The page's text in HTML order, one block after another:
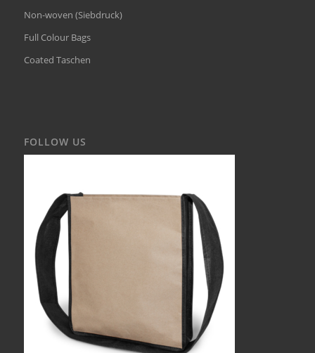
Non-woven (Siebdruck)
Full Colour Bags
Coated Taschen
FOLLOW US